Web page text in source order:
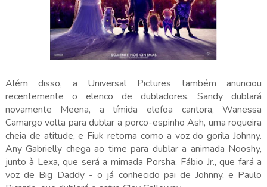
Além disso, a Universal Pictures também anunciou
recentemente o elenco de dubladores. Sandy dublará
novamente Meena, a tímida elefoa cantora, Wanessa
Camargo volta para dublar a porco-espinho Ash, uma roqueira
cheia de atitude, e Fiuk retorna como a voz do gorila Johnny.
Any Gabrielly chega ao time para dublar a animada Nooshy,
junto à Lexa, que será a mimada Porsha, Fábio Jr., que fará a
voz de Big Daddy - o já conhecido pai de Johnny, e Paulo